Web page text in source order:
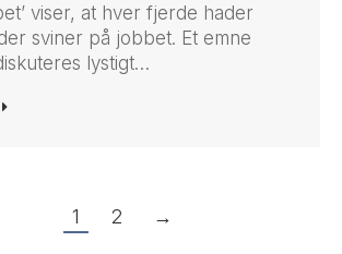
viser, at hver fjerde hader
sviner på jobbet. Et emne
lystigt…
1 2 →